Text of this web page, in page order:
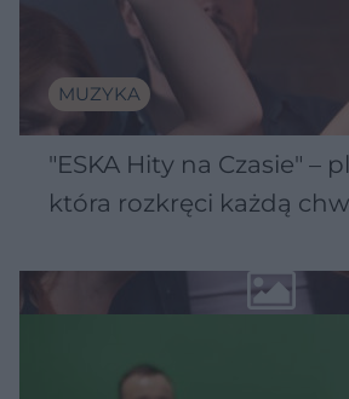
MUZYKA
"ESKA Hity na Czasie" –
która rozkręci każdą